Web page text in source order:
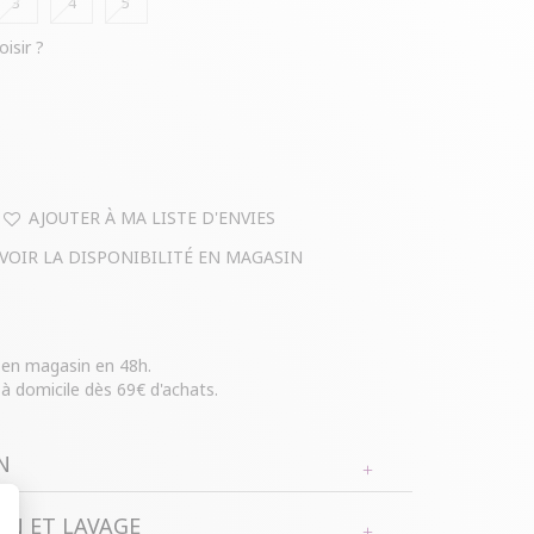
?
AJOUTER À MA LISTE D'ENVIES
VOIR LA DISPONIBILITÉ EN MAGASIN
magasin en 48h.
domicile dès 69€ d'achats.
ET LAVAGE